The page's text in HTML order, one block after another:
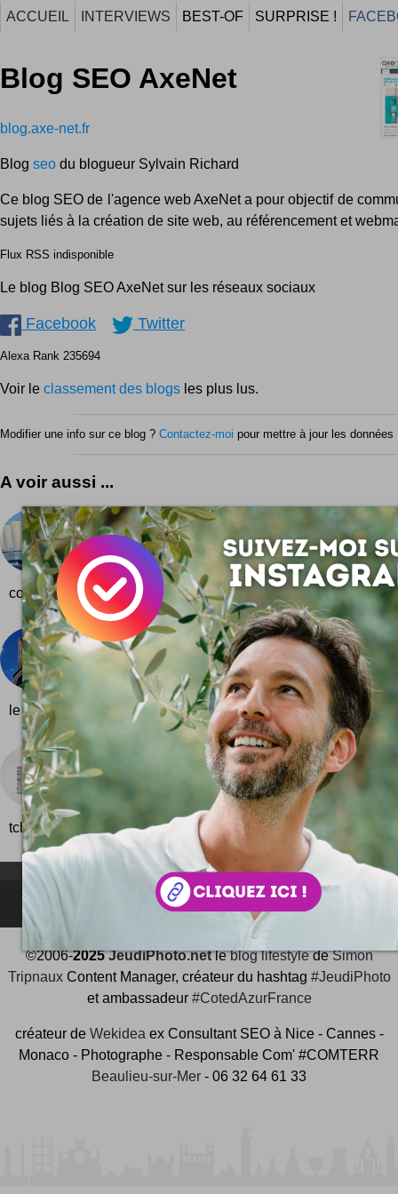
ACCUEIL INTERVIEWS BEST-OF SURPRISE !
Blog SEO AxeNet
blog.axe-net.fr
Blog seo du blogueur Sylvain Richard
Ce blog SEO de l'agence web AxeNet a pour objectif de
sujets liés à la création de site web, au référencement et
Flux RSS indisponible
Le blog Blog SEO AxeNet sur les réseaux sociaux
Facebook Twitter
Alexa Rank 235694
Voir le classement des blogs les plus lus.
Modifier une info sur ce blog ? Contactez-moi pour mettre à jour les données
A voir aussi ...
Eoseas paquebot écolo
Vidéo : un paquebot écolo futuriste ! Eoseas,
mètres de long et de 60 mètres de large, est
concentré d'ECORIZO...
Un yacht à Paris ?
Il n'y a pas que les péniches qui croisent peinard
Seine des canards ... Petite info sympa pour tous
le nautisme original : il est désormais possible de s'octroyer...
Air de Prague
Un bon produit WTF pour les voyageurs en
aimez Prague ? Oui : la ville de bohême, chez
tchèques. Voilà le souvenir ultime...
NEWSLETTER FOR EVER !
©2006-2025 JeudiPhoto.netleblog lifestyledeSimon
TripnauxContent Manager, créateur du hashtag #JeudiPhoto
et ambassadeur #CotedAzurFrance
créateur de Wekidea ex Consultant SEO à Nice - Cannes -
Monaco - Photographe - Responsable Com' #COMTERR
Beaulieu-sur-Mer - 06 32 64 61 33